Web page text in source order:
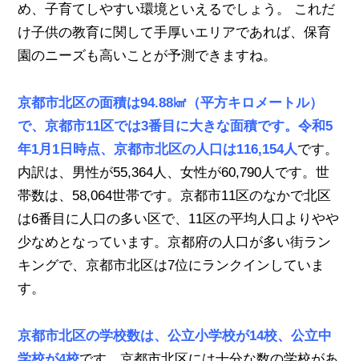
め、子育てしやすい環境といえるでしょう。 これだ
け子供の教育に関して手厚いエリアであれば、保育
園のニーズも高いことが予測できますね。
京都市北区の面積は94.88㎢（平方キロメートル）
で、京都市11区では3番目に大きな面積です。令和5
年1月1日時点、京都市北区の人口は116,154人です。
内訳は、男性が55,364人、女性が60,790人です。世
帯数は、58,064世帯です。京都市11区のなかで北区
は6番目に人口の多い区で、11区の平均人口よりやや
少なめとなっています。京都府の人口が多い街ラン
キングで、京都市北区は7位にランクインしていま
す。
京都市北区の学校数は、公立小学校が14校、公立中